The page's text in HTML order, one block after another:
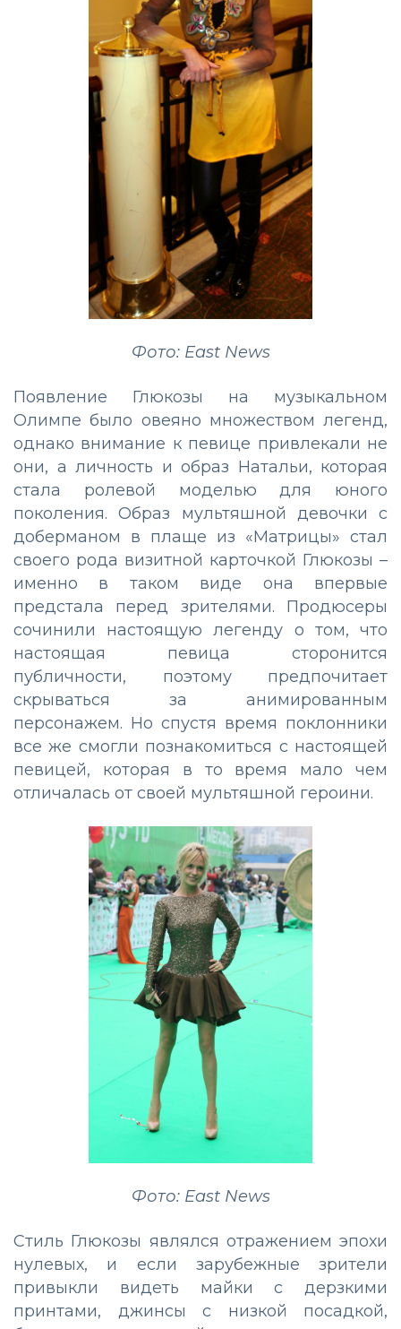
Фото: East News
Появление Глюкозы на музыкальном
Олимпе было овеяно множеством легенд,
однако внимание к певице привлекали не
они, а личность и образ Натальи, которая
стала ролевой моделью для юного
поколения. Образ мультяшной девочки с
доберманом в плаще из «Матрицы» стал
своего рода визитной карточкой Глюкозы –
именно в таком виде она впервые
предстала перед зрителями. Продюсеры
сочинили настоящую легенду о том, что
настоящая певица сторонится
публичности, поэтому предпочитает
скрываться за анимированным
персонажем. Но спустя время поклонники
все же смогли познакомиться с настоящей
певицей, которая в то время мало чем
отличалась от своей мультяшной героини.
Фото: East News
Стиль Глюкозы являлся отражением эпохи
нулевых, и если зарубежные зрители
привыкли видеть майки с дерзкими
принтами, джинсы с низкой посадкой,